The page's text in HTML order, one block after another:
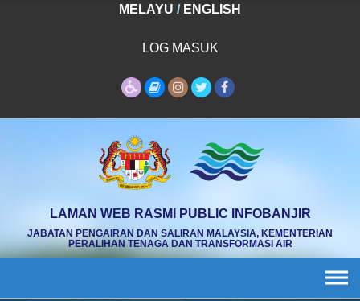
MELAYU / ENGLISH
LOG MASUK
LAMAN WEB RASMI PUBLIC INFOBANJIR
JABATAN PENGAIRAN DAN SALIRAN MALAYSIA, KEMENTERIAN
PERALIHAN TENAGA DAN TRANSFORMASI AIR